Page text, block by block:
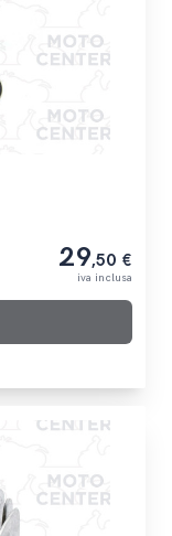
29,50 €
iva inclusa